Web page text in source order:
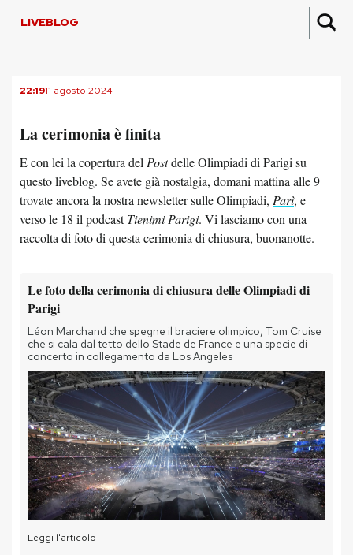
LIVEBLOG
22:1911 agosto 2024
La cerimonia è finita
E con lei la copertura del Postdelle Olimpiadi di Parigi su
questo liveblog. Se avete già nostalgia, domani mattina alle 9
trovate ancora la nostra newsletter sulle Olimpiadi, Parì, e
verso le 18 il podcastTienimi Parigi. Vi lasciamo con una
raccolta di foto di questa cerimonia di chiusura, buonanotte.
Le foto della cerimonia di chiusura delle Olimpiadi di
Parigi
Léon Marchand che spegne il braciere olimpico, Tom Cruise
che si cala dal tetto dello Stade de France e una specie di
concerto in collegamento da Los Angeles
Leggi l'articolo